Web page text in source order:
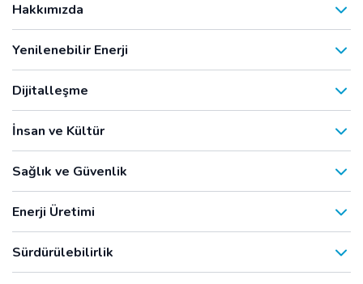
Hakkımızda
Yenilenebilir Enerji
Dijitalleşme
İnsan ve Kültür
Sağlık ve Güvenlik
Enerji Üretimi
Sürdürülebilirlik